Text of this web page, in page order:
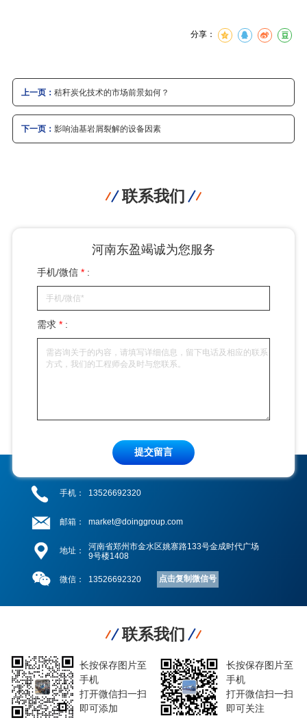
分享：
上一页： 秸秆炭化技术的市场前景如何？
下一页： 影响油基岩屑裂解的设备因素
联系我们
河南东盈竭诚为您服务
手机/微信* :
需求* :
提交留言
手机： 13526692320
邮箱： market@doinggroup.com
地址：
河南省郑州市金水区姚寨路133号金成时代广场
9号楼1408
微信： 13526692320 点击复制微信号
联系我们
长按保存图片至
手机
打开微信扫一扫
即可添加
长按保存图片至
手机
打开微信扫一扫
即可关注